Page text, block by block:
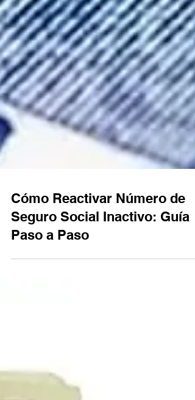
Cómo Reactivar Número de
Seguro Social Inactivo: Guía